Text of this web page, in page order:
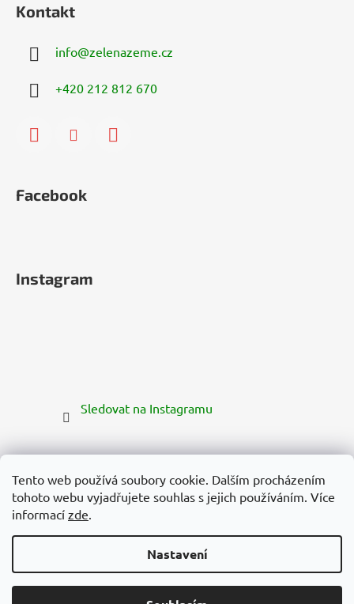
Tento web používá soubory cookie. Dalším procházením
tohoto webu vyjadřujete souhlas s jejich používáním. Více
informací zde.
Nastavení
Kontakt
info@zelenazeme.cz
+420 212 812 670
Facebook
Instagram
Sledovat na Instagramu
Vytvořil Shoptet Premium
Copyright 2026Zelená Země. Všechna práva vyhrazena.